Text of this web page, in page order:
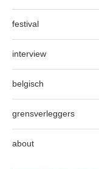
festival
interview
belgisch
grensverleggers
about